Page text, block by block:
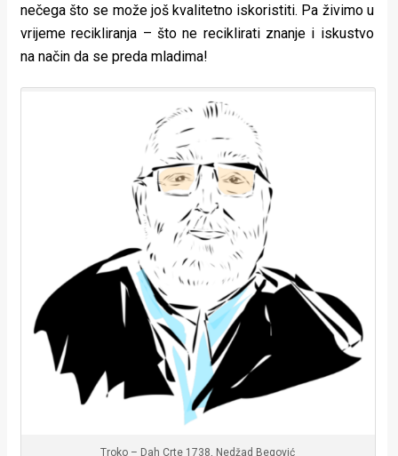
nečega što se može još kvalitetno iskoristiti. Pa živimo u
vrijeme recikliranja – što ne reciklirati znanje i iskustvo
na način da se preda mladima!
Troko – Dah Crte 1738, Nedžad Begović